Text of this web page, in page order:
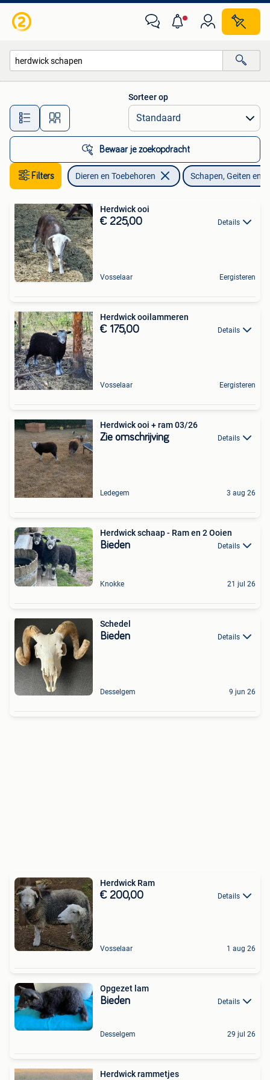
Alle afstanden…
Sorteer op
Bewaar je zoekopdracht
Filters Dieren en Toebehoren Schapen, Geiten en
Herdwick ooi
€ 225,00 Details
Vosselaar Eergisteren
Herdwick ooilammeren
€ 175,00 Details
Vosselaar Eergisteren
Herdwick ooi + ram 03/26
Zie omschrijving Details
Ledegem 3 aug 26
Herdwick schaap - Ram en 2 Ooien
Bieden Details
Knokke 21 jul 26
Schedel
Bieden Details
Desselgem 9 jun 26
Herdwick Ram
€ 200,00 Details
Vosselaar 1 aug 26
Opgezet lam
Bieden Details
Desselgem 29 jul 26
Herdwick rammetjes